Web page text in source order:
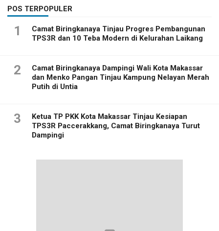
POS TERPOPULER
1
Camat Biringkanaya Tinjau Progres Pembangunan
TPS3R dan 10 Teba Modern di Kelurahan Laikang
2
Camat Biringkanaya Dampingi Wali Kota Makassar
dan Menko Pangan Tinjau Kampung Nelayan Merah
Putih di Untia
3
Ketua TP PKK Kota Makassar Tinjau Kesiapan
TPS3R Paccerakkang, Camat Biringkanaya Turut
Dampingi